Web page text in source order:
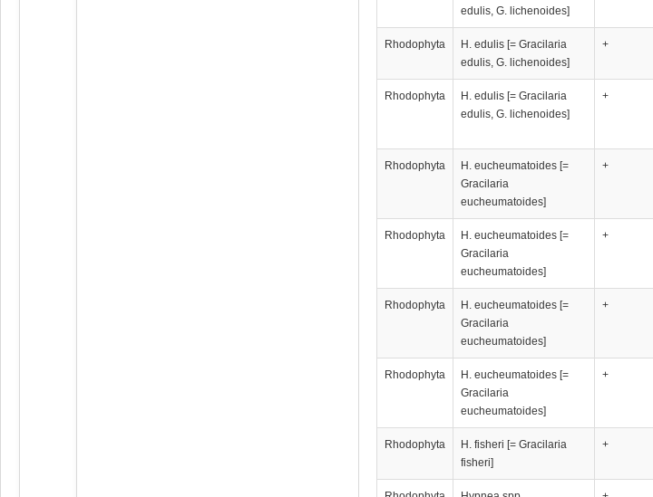
edulis, G. lichenoides]
Rhodophyta
H. edulis [= Gracilaria
edulis, G. lichenoides]
+
Rhodophyta
H. edulis [= Gracilaria
edulis, G. lichenoides]
+
Rhodophyta
H. eucheumatoides [=
Gracilaria
eucheumatoides]
+
Rhodophyta
H. eucheumatoides [=
Gracilaria
eucheumatoides]
+
Rhodophyta
H. eucheumatoides [=
Gracilaria
eucheumatoides]
+
Rhodophyta
H. eucheumatoides [=
Gracilaria
eucheumatoides]
+
Rhodophyta
H. fisheri [= Gracilaria
fisheri]
+